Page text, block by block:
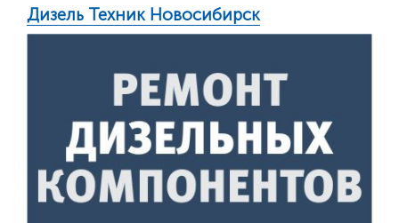
Дизель Техник Новосибирск